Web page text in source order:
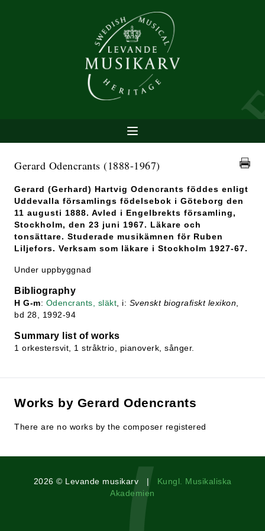
Gerard Odencrants (1888-1967)
Gerard (Gerhard) Hartvig Odencrants föddes enligt
Uddevalla församlings födelsebok i Göteborg den
11 augusti 1888. Avled i Engelbrekts församling,
Stockholm, den 23 juni 1967. Läkare och
tonsättare. Studerade musikämnen för Ruben
Liljefors. Verksam som läkare i Stockholm 1927-67.
Under uppbyggnad
Bibliography
H G-m: Odencrants, släkt , i: Svenskt biografiskt lexikon
bd 28, 1992-94
Summary list of works
1 orkestersvit, 1 stråktrio, pianoverk, sånger.
Works by Gerard Odencrants
There are no works by the composer registered
2026 © Levande musikarv | Kungl. Musikaliska
Akademien